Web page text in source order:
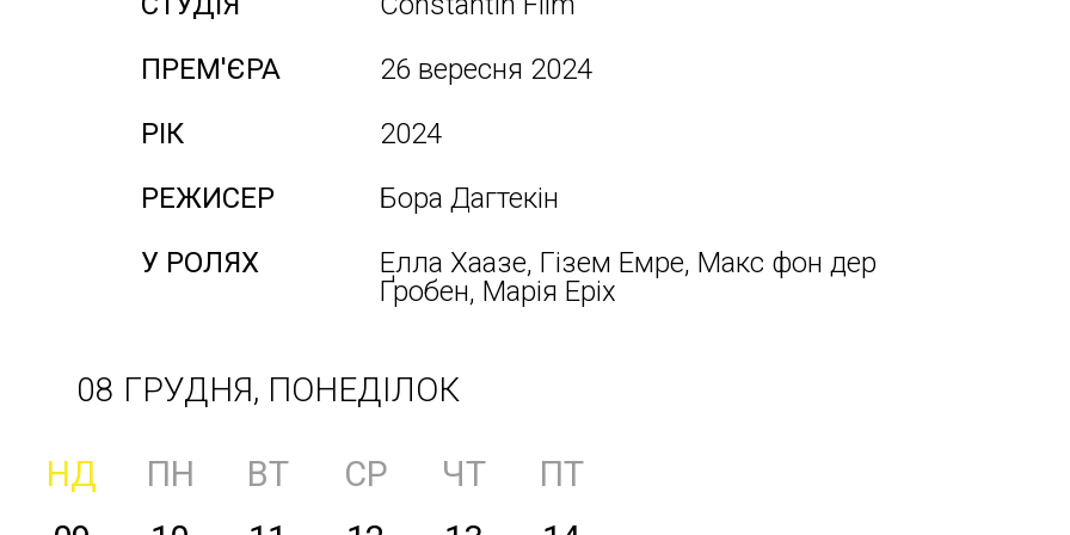
ПРЕМ'ЄРА
26 вересня 2024
РІК
2024
РЕЖИСЕР
Бора Дагтекін
У РОЛЯХ
Елла Хаазе, Гізем Емре, Макс фон дер
Ґробен, Марія Еріх
08 ГРУДНЯ, ПОНЕДІЛОК
НД ПН ВТ СР ЧТ
ПТ